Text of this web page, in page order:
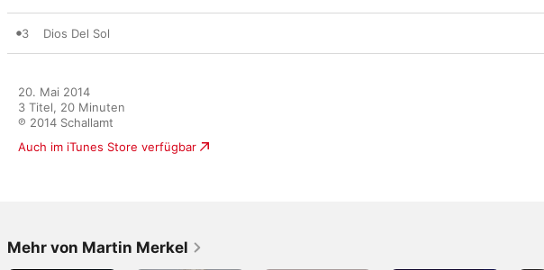
3 Dios Del Sol
20. Mai 2014
3 Titel, 20 Minuten
℗ 2014 Schallamt
Auch im iTunes Store verfügbar
Mehr von Martin Merkel